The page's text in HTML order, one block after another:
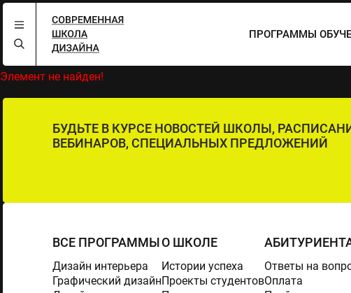
ПРОГРАММЫ
Элемент не найден!
БУДЬТЕ В КУРСЕ НОВОСТЕЙ ШКОЛЫ,
ВЕБИНАРОВ, СПЕЦИАЛЬНЫХ ПРЕДЛОЖЕНИЙ
ВСЕ ПРОГРАММЫ
Дизайн интерьера
Графический дизайн
О ШКОЛЕ
Истории успеха
Проекты студентов
Ответы на
Оплата